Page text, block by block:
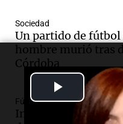
Play
Video
Episodios
Audio.
celebración
tradicional
Una mañana para
Episodios
Borges,
Sociedad
Un partido de
hombre murió tras
Córdoba
Fútbol
Instituto festejó sus